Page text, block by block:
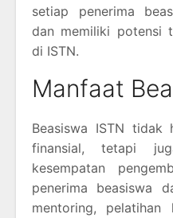
setiap penerima
dan memiliki potensi
di ISTN.
Manfaat
Beasiswa ISTN tidak
finansial, tetapi
kesempatan
penerima beasiswa
mentoring,